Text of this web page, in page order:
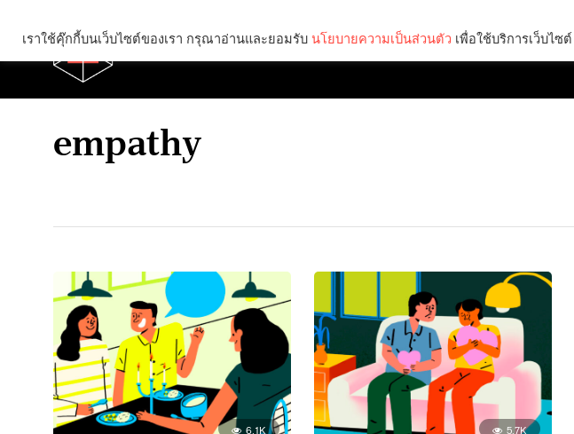
empathy
6.1K 5.7K
เราใช้คุ๊กกี้บนเว็บไซต์ของเรา กรุณาอ่านและยอมรับ นโยบายความเป็นส่วนตัว เพื่อใช้บริการเว็บไซต์